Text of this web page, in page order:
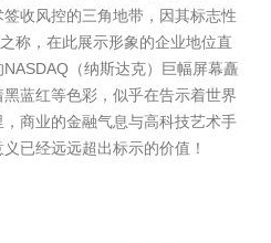
收风控的三角地带，因其标志性
称，在此展示形象的企业地位直
（纳斯达克）巨幅屏幕矗
蓝红等色彩，似乎在告示着世界
商业的金融气息与高科技艺术手
已经远远超出标示的价值！